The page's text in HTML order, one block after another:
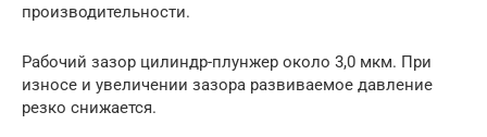
производительности.
Рабочий зазор цилиндр-плунжер около 3,0 мкм. При
износе и увеличении зазора развиваемое давление
резко снижается.